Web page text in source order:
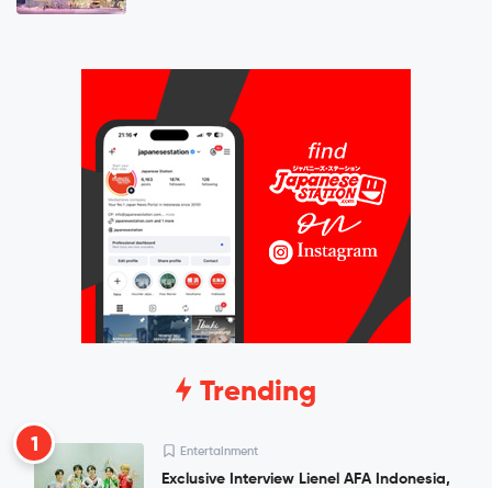
Trending
1 Entertainment
Exclusive Interview Lienel AFA Indonesia,